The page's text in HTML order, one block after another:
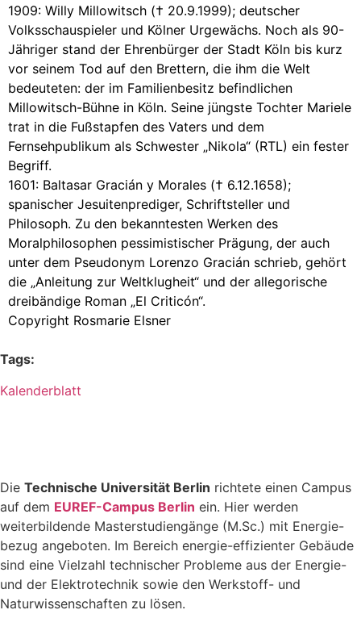
1909: Willy Millowitsch († 20.9.1999); deutscher
Volksschauspieler und Kölner Urgewächs. Noch als 90-
Jähriger stand der Ehrenbürger der Stadt Köln bis kurz
vor seinem Tod auf den Brettern, die ihm die Welt
bedeuteten: der im Familienbesitz befindlichen
Millowitsch-Bühne in Köln. Seine jüngste Tochter Mariele
trat in die Fußstapfen des Vaters und dem
Fernsehpublikum als Schwester „Nikola“ (RTL) ein fester
Begriff.
1601: Baltasar Gracián y Morales († 6.12.1658);
spanischer Jesuitenprediger, Schriftsteller und
Philosoph. Zu den bekanntesten Werken des
Moralphilosophen pessimistischer Prägung, der auch
unter dem Pseudonym Lorenzo Gracián schrieb, gehört
die „Anleitung zur Weltklugheit“ und der allegorische
dreibändige Roman „El Criticón“.
Copyright Rosmarie Elsner
Tags:
Kalenderblatt
Die Technische Universität Berlin richtete einen Campus
auf dem EUREF-Campus Berlin ein. Hier werden
weiterbildende Masterstudiengänge (M.Sc.) mit Energie-
bezug angeboten. Im Bereich energie-effizienter Gebäude
sind eine Vielzahl technischer Probleme aus der Energie-
und der Elektrotechnik sowie den Werkstoff- und
Naturwissenschaften zu lösen.